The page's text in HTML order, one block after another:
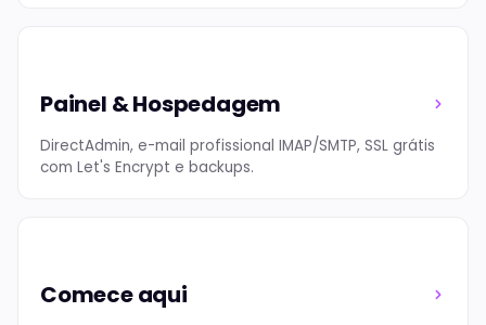
Painel & Hospedagem
DirectAdmin, e-mail profissional IMAP/SMTP, SSL grátis
com Let's Encrypt e backups.
Comece aqui